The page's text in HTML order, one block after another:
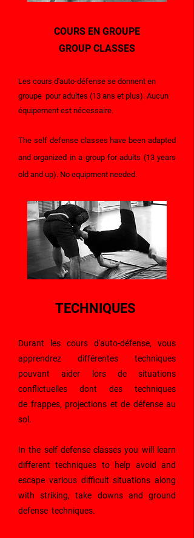
COURS EN GROUPE
GROUP CLASSES
Les cours d'auto-défense se donnent en
groupe pour adultes (13 ans et plus). Aucun
équipement est nécessaire.
The self defense classes have been adapted
and organized in a group for adults (13 years
old and up). No equipment needed.
TECHNIQUES
Durant les cours d'auto-défense, vous
apprendrez différentes techniques
pouvant aider lors de situations
conflictuelles dont des techniques
de frappes, projections et de défense au
sol.
In the self defense classes you will
learn
different techniques to help avoid and
escape various difficult situations along
with striking, take downsand ground
defense techniques.